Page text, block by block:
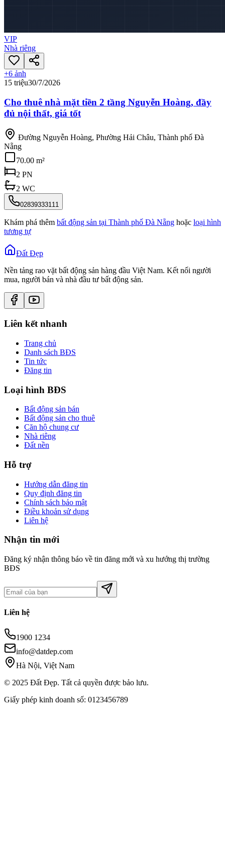
VIP
Nhà riêng
+6 ảnh
15 triệu30/7/2026
Cho thuê nhà mặt tiền 2 tầng Nguyễn Hoàng, đầy
đủ nội thất, giá tốt
Đường Nguyễn Hoàng, Phường Hải Châu, Thành phố Đà
Nẵng
70.00 m²
2 PN
2 WC
02839333111
Khám phá thêm bất động sản tại Thành phố Đà Nẵng hoặc loại hình
tương tự
Đất Đẹp
Nền tảng rao vặt bất động sản hàng đầu Việt Nam. Kết nối người
mua, người bán và nhà đầu tư bất động sản.
Liên kết nhanh
Trang chủ
Danh sách BĐS
Tin tức
Đăng tin
Loại hình BĐS
Bất động sản bán
Bất động sản cho thuê
Căn hộ chung cư
Nhà riêng
Đất nền
Hỗ trợ
Hướng dẫn đăng tin
Quy định đăng tin
Chính sách bảo mật
Điều khoản sử dụng
Liên hệ
Nhận tin mới
Đăng ký nhận thông báo về tin đăng mới và xu hướng thị trường
BĐS
Liên hệ
1900 1234
info@datdep.com
Hà Nội, Việt Nam
© 2025 Đất Đẹp. Tất cả quyền được bảo lưu.
Giấy phép kinh doanh số: 0123456789